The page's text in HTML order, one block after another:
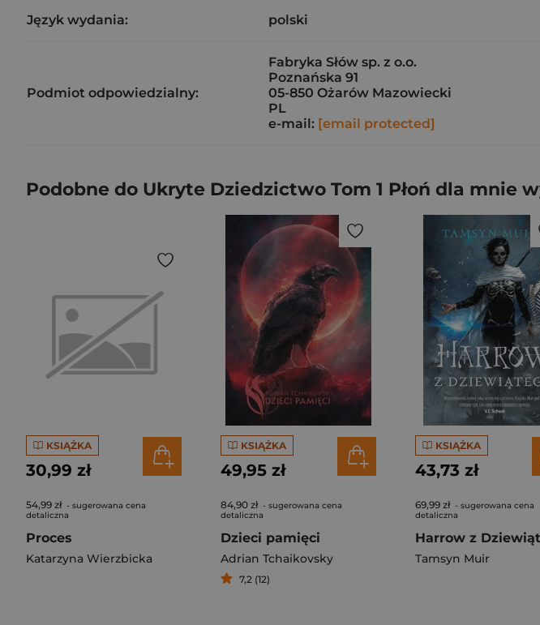
Język wydania: polski
Podmiot odpowiedzialny:
Fabryka Słów sp. z o.o.
Poznańska 91
05-850 Ożarów Mazowiecki
PL
e-mail: [email protected]
Podobne do Ukryte Dziedzictwo Tom 1 Płoń dla mnie
KSIĄŻKA
30,99 zł
54,99 zł - sugerowana cena
detaliczna
Proces
Katarzyna Wierzbicka
KSIĄŻKA
49,95 zł
84,90 zł - sugerowana cena
detaliczna
Dzieci pamięci
Adrian Tchaikovsky
7,2 (12)
KSIĄŻKA
43,73 zł
69,99 zł - sugerowana cena
detaliczna
Harrow z
Tamsyn Muir